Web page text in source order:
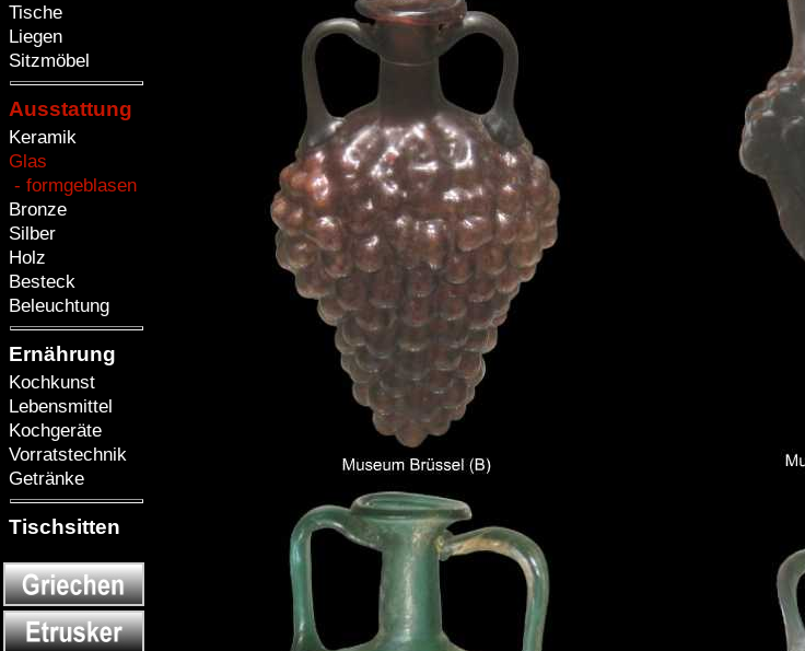
Tische
Liegen
Sitzmöbel
Ausstattung
Keramik
Glas
- formgeblasen
Bronze
Silber
Holz
Besteck
Beleuchtung
Ernährung
Kochkunst
Lebensmittel
Kochgeräte
Vorratstechnik
Getränke
Tischsitten